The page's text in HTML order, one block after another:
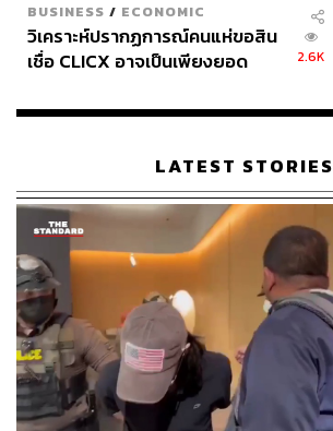
BUSINESS / ECONOMIC
วิเคราะห์ปรากฏการณ์คนแห่ขอสิน
เชื่อ CLICX อาจเป็นเพียงยอด
เรือนไทยที่ถูกซุกไว้
2.6K
LATEST STORIES